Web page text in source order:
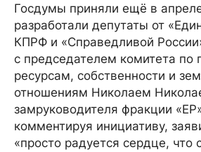
Госдумы приняли ещё в
разработали депутаты от
КПРФ и «Справедливой
с председателем комитета по
ресурсам, собственности и
отношениям Николаем
замруководителя фракции
комментируя инициативу,
«просто радуется сердце, что